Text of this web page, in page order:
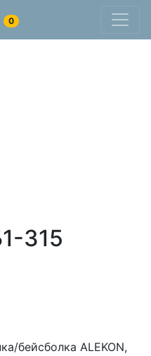
0
315
бейсболка ALEKON,